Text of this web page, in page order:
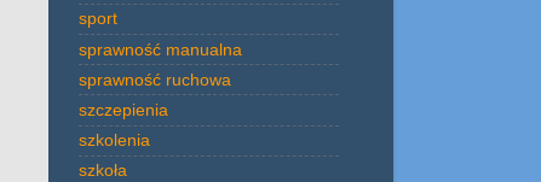
sport
sprawność manualna
sprawność ruchowa
szczepienia
szkolenia
szkoła